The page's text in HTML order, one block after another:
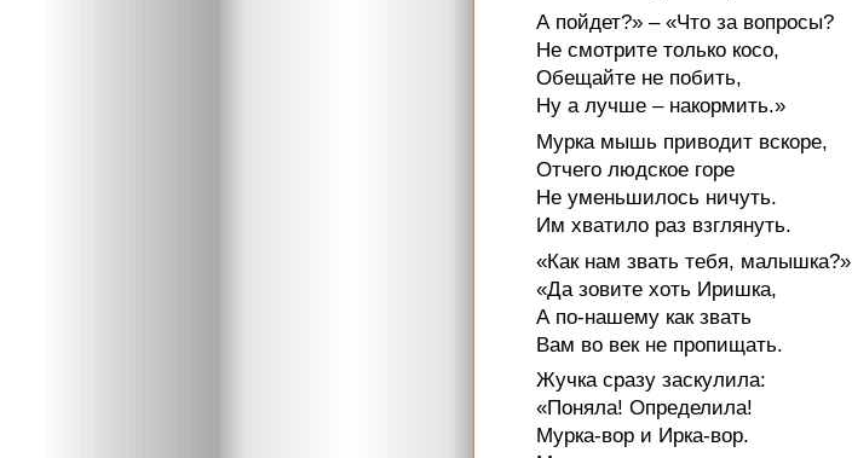
А пойдет?» – «Что за вопросы?
Не смотрите только косо,
Обещайте не побить,
Ну а лучше – накормить.»
Мурка мышь приводит вскоре,
Отчего людское горе
Не уменьшилось ничуть.
Им хватило раз взглянуть.
«Как нам звать тебя, малышка?»
«Да зовите хоть Иришка,
А по-нашему как звать
Вам во век не пропищать.
Жучка сразу заскулила:
«Поняла! Определила!
Мурка-вор и Ирка-вор.